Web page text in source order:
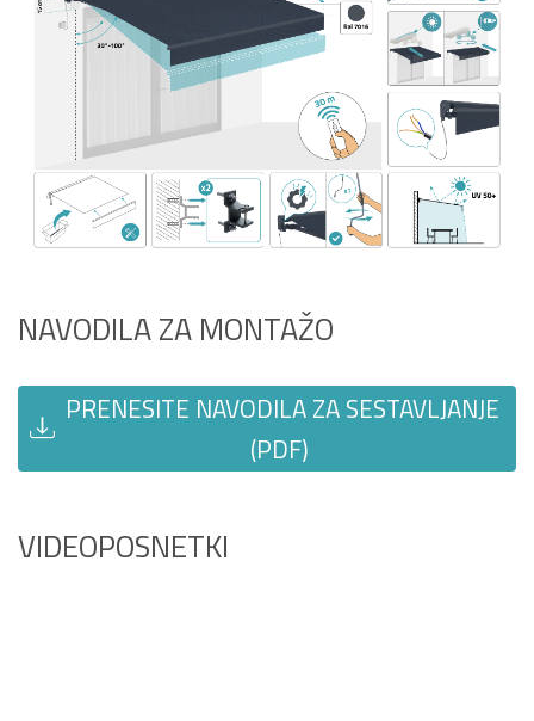
NAVODILA ZA MONTAŽO
PRENESITE NAVODILA ZA SESTAVLJANJE
(PDF)
VIDEOPOSNETKI